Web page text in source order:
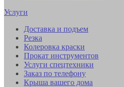
Услуги
Доставка и подъем
Резка
Колеровка краски
Прокат инструментов
Услуги спецтехники
Заказ по телефону
Крыша вашего дома